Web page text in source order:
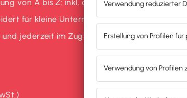
von A bis Z: inkl. automatischem Versands
für kleine Unternehmen
und jederzeit im Zugriff. Den Überblick